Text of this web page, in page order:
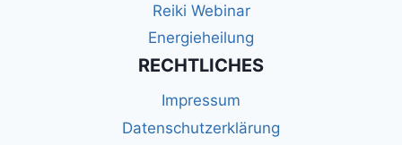
Reiki Webinar
Energieheilung
RECHTLICHES
Impressum
Datenschutzerklärung